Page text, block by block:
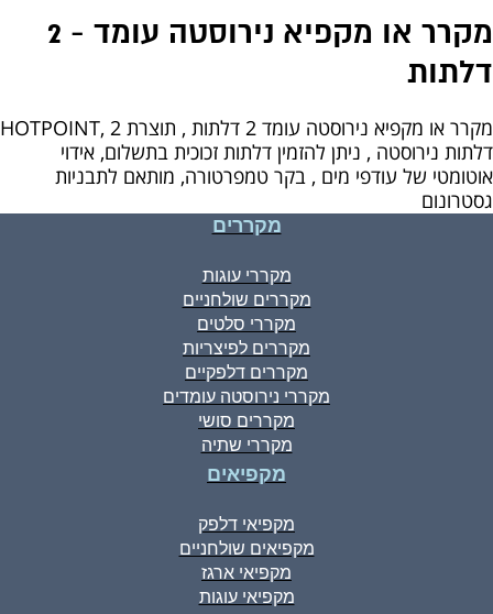
מקרר או מקפיא נירוסטה עומד - 2
דלתות
מקרר או מקפיא נירוסטה עומד 2 דלתות , תוצרת HOTPOINT, 2
דלתות נירוסטה , ניתן להזמין דלתות זכוכית בתשלום, אידוי
אוטומטי של עודפי מים , בקר טמפרטורה, מותאם לתבניות
גסטרונום
מקררים
מקררי עוגות
מקררים שולחניים
מקררי סלטים
מקררים לפיצריות
מקררים דלפקיים
מקררי נירוסטה עומדים
מקררים סושי
מקררי שתיה
מקפיאים
מקפיאי דלפק
מקפיאים שולחניים
מקפיאי ארגז
מקפיאי עוגות